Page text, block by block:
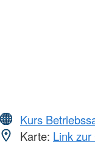
Kurs
Karte: Link